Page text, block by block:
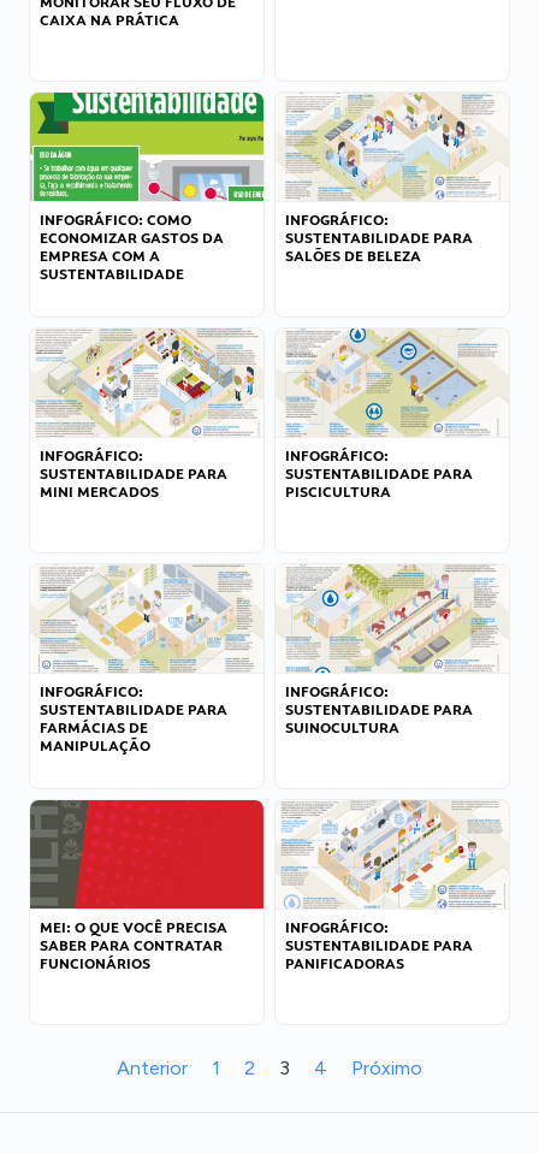
CAIXA NA PRÁTICA
INFOGRÁFICO: COMO
ECONOMIZAR GASTOS DA
EMPRESA COM A
SUSTENTABILIDADE
INFOGRÁFICO:
SUSTENTABILIDADE PARA
SALÕES DE BELEZA
INFOGRÁFICO:
SUSTENTABILIDADE PARA
MINI MERCADOS
INFOGRÁFICO:
SUSTENTABILIDADE PARA
PISCICULTURA
INFOGRÁFICO:
SUSTENTABILIDADE PARA
FARMÁCIAS DE
MANIPULAÇÃO
INFOGRÁFICO:
SUSTENTABILIDADE PARA
SUINOCULTURA
MEI: O QUE VOCÊ PRECISA
SABER PARA CONTRATAR
FUNCIONÁRIOS
INFOGRÁFICO:
SUSTENTABILIDADE PARA
PANIFICADORAS
Anterior 1 2 3 4 Próximo